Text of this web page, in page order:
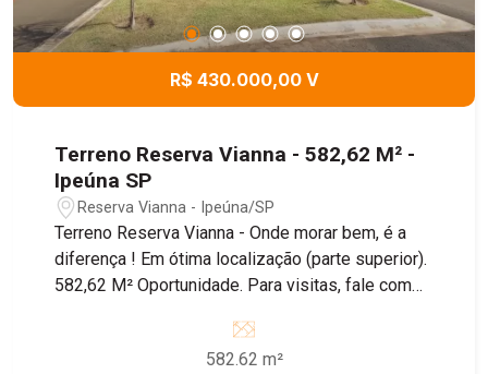
R$ 430.000,00 V
Terreno Reserva Vianna - 582,62 M² -
Ipeúna SP
Reserva Vianna - Ipeúna/SP
Terreno Reserva Vianna - Onde morar bem, é a
diferença ! Em ótima localização (parte superior).
582,62 M² Oportunidade. Para visitas, fale com
582.62 m²